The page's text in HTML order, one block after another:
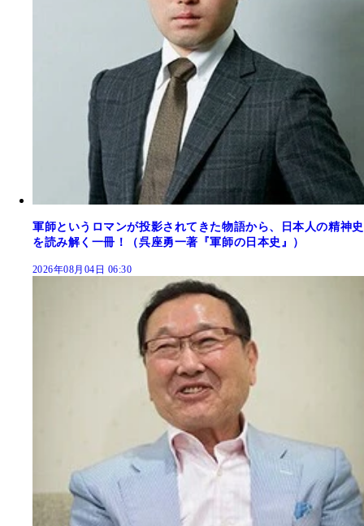
軍師というロマンが投影されてきた物語から、日本人の精神史
を読み解く一冊！（呉座勇一著『軍師の日本史』）
2026年08月04日 06:30